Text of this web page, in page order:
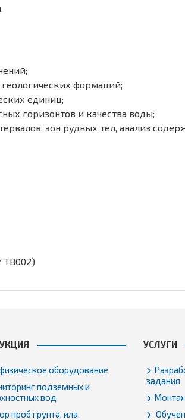
геологических формаций;
единиц;
горизонтов и качества воды;
зон рудных тел, анализ
TB002)
оборудование
подземных и
вод
проб грунта, ила,
УСЛУГИ
задания